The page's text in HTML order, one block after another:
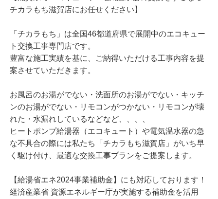
チカラもち滋賀店にお任せください】
「チカラもち」は全国46都道府県で展開中のエコキュー
ト交換工事専門店です。
豊富な施工実績を基に、ご納得いただける工事内容を提
案させていただきます。
お風呂のお湯がでない・洗面所のお湯がでない・キッチ
ンのお湯がでない・リモコンがつかない・リモコンが壊
れた・水漏れしているなどなど、、、、
ヒートポンプ給湯器（エコキュート）や電気温水器の急
な不具合の際には私たち「チカラもち滋賀店」がいち早
く駆け付け、最適な交換工事プランをご提案します。
【給湯省エネ2024事業補助金】にも対応しております！
経済産業省 資源エネルギー庁が実施する補助金を活用